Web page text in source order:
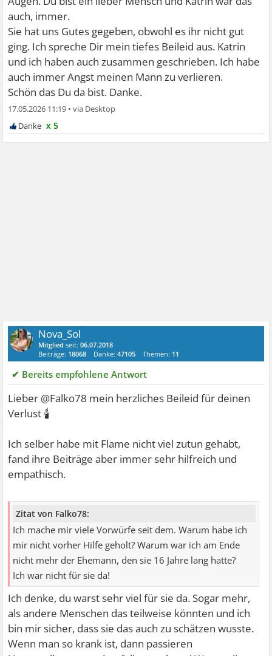
auch, immer.
Sie hat uns Gutes gegeben, obwohl es ihr nicht gut
ging. Ich spreche Dir mein tiefes Beileid aus. Katrin
und ich haben auch zusammen geschrieben. Ich habe
auch immer Angst meinen Mann zu verlieren.
Schön das Du da bist. Danke.
17.05.2026 11:19 •
x 5
Nova_Sol
Mitglied seit:06.07.2018
Beiträge: 18068 Danke:47105 Themen: 11
✔ Bereits empfohlene Antwort
Lieber @Falko78 mein herzliches Beileid für deinen
Verlust 🕯
Ich selber habe mit Flame nicht viel zutun gehabt,
fand ihre Beiträge aber immer sehr hilfreich und
empathisch.
Zitat von Falko78:
Ich mache mir viele Vorwürfe seit dem. Warum habe ich
mir nicht vorher Hilfe geholt? Warum war ich am Ende
nicht mehr der Ehemann, den sie 16 Jahre lang hatte?
Ich war nicht für sie da!
Ich denke, du warst sehr viel für sie da. Sogar mehr,
als andere Menschen das teilweise könnten und ich
bin mir sicher, dass sie das auch zu schätzen wusste.
Wenn man so krank ist, dann passieren